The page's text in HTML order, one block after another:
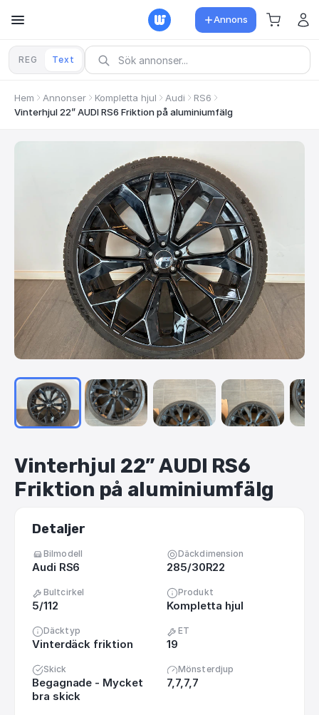
Annons
REG Text
Hem Annonser Kompletta hjul Audi
RS6
Vinterhjul 22” AUDI RS6 Friktion på aluminiumfälg
Vinterhjul 22”AUDI RS6
Friktion på aluminiumfälg
Detaljer
Bilmodell
Audi RS6
Däckdimension
285/30R22
Bultcirkel
5/112
Produkt
Kompletta hjul
Däcktyp
Vinterdäck friktion
ET
19
Skick
Begagnade - Mycket
bra skick
Mönsterdjup
7,7,7,7